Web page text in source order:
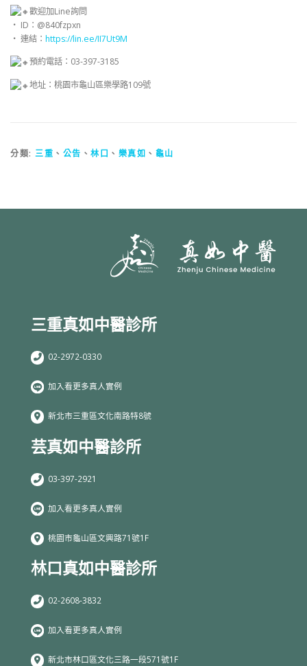
歡迎加Line詢問
・ ID：@840fzpxn
・ 連結： https://lin.ee/II7Ut9M
預約電話：03-397-3185
地址：桃園市龜山區樂學路109號
分類: 三重 、 公告 、 林口 、 樂真如 、 龜山
三重真如中醫診所
02-2972-0330
加入看更多真人實例
新北市三重區文化南路特8號
芸真如中醫診所
03-397-2921
加入看更多真人實例
桃園市龜山區文興路71號1F
林口真如中醫診所
02-2608-3832
加入看更多真人實例
新北市林口區文化三路一段571號1F